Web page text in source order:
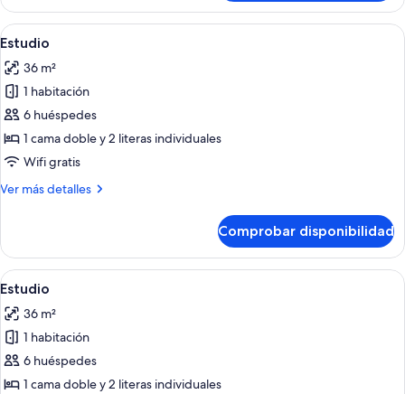
Abrir
todas
las
fotos
de
Estudio
Una habitación con literas, un
19
Estudio
36 m²
1 habitación
6 huéspedes
1 cama doble y 2 literas individuales
Wifi gratis
Ver más detalles
Más
Comprobar disponibilidad
Abrir
todas
las
fotos
de
Estudio
Un dormitorio con literas, un
22
Estudio
36 m²
1 habitación
6 huéspedes
1 cama doble y 2 literas individuales